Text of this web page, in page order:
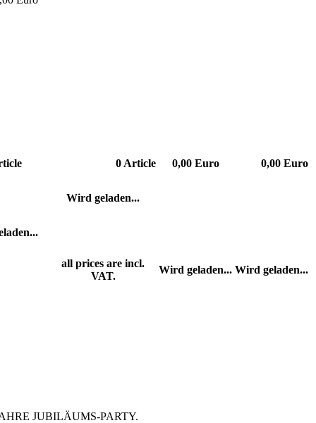
0 Article 0,00 Euro
0,00 Euro
Wird geladen...
all prices are incl.
VAT.
Wird geladen... Wird geladen...
JUBILÄUMS-PARTY.